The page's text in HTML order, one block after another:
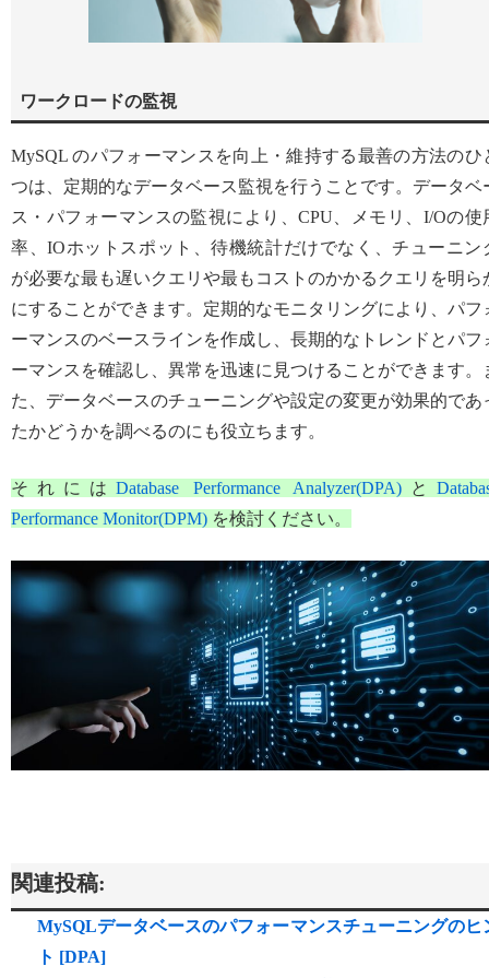
ワークロードの監視
MySQL のパフォーマンスを向上・維持する最善の方法のひ
つは、定期的なデータベース監視を行うことです。データベ
ス・パフォーマンスの監視により、CPU、メモリ、I/Oの使
率、IOホットスポット、待機統計だけでなく、チューニン
が必要な最も遅いクエリや最もコストのかかるクエリを明ら
にすることができます。定期的なモニタリングにより、パフ
ーマンスのベースラインを作成し、長期的なトレンドとパフ
ーマンスを確認し、異常を迅速に見つけることができます。
た、データベースのチューニングや設定の変更が効果的であ
たかどうかを調べるのにも役立ちます。
それにはDatabase Performance Analyzer(DPA)と
Performance Monitor(DPM) を検討ください。
関連投稿:
MySQLデータベースのパフォーマンスチューニングのヒ
ト [DPA]